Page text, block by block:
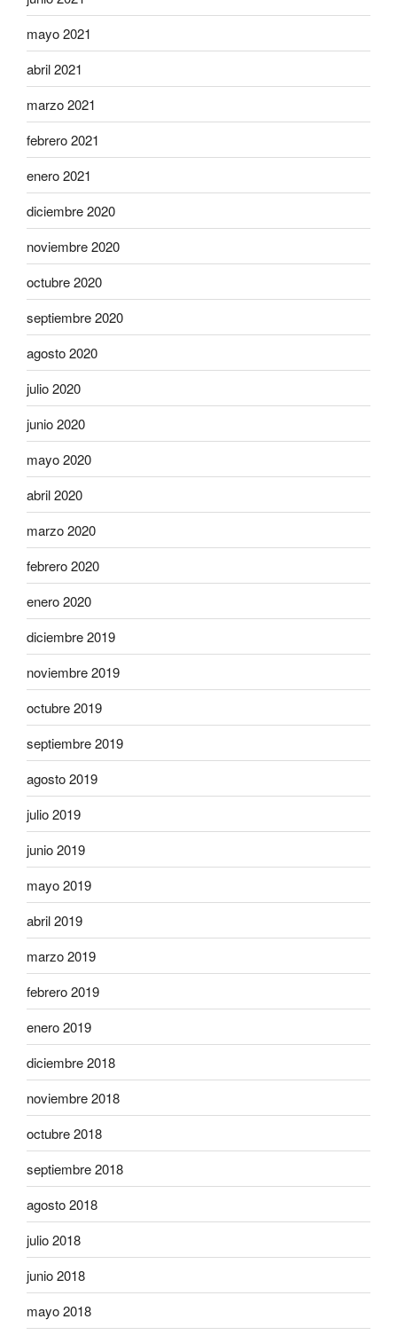
mayo 2021
abril 2021
marzo 2021
febrero 2021
enero 2021
diciembre 2020
noviembre 2020
octubre 2020
septiembre 2020
agosto 2020
julio 2020
junio 2020
mayo 2020
abril 2020
marzo 2020
febrero 2020
enero 2020
diciembre 2019
noviembre 2019
octubre 2019
septiembre 2019
agosto 2019
julio 2019
junio 2019
mayo 2019
abril 2019
marzo 2019
febrero 2019
enero 2019
diciembre 2018
noviembre 2018
octubre 2018
septiembre 2018
agosto 2018
julio 2018
junio 2018
mayo 2018